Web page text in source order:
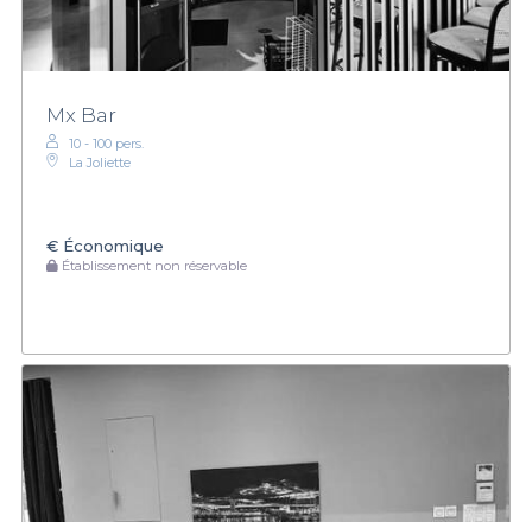
Mx Bar
10 - 100 pers.
La Joliette
€ Économique
Établissement non réservable